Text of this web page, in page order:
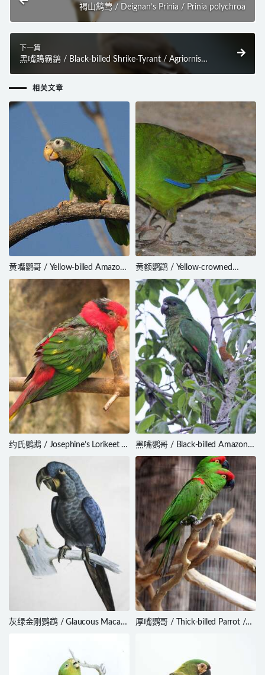
褐山鹪莺 / Deignan’s Prinia / Prinia polychroa
下一篇
黑嘴鵙霸鹟 / Black-billed Shrike-Tyrant / Agriornis
相关文章
黄嘴鹦哥 / Yellow-billed Amazon
/ Amazona collaria
黄额鹦鹉 / Yellow-crowned
Parakeet / Cyanoramphus
auriceps
约氏鹦鹉 / Josephine’s Lorikeet /
Charmosyna josefinae
黑嘴鹦哥 / Black-billed Amazon /
Amazona agilis
灰绿金刚鹦鹉 / Glaucous Macaw
厚嘴鹦哥 / Thick-billed Parrot /